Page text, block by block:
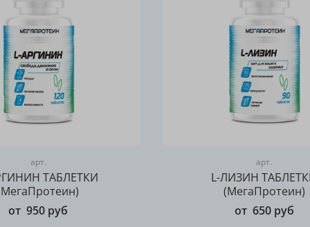
арт.
ТАБЛЕТКИ
от 950 руб
арт.
L-ЛИЗИН
(МегаПротеин)
от 650 руб